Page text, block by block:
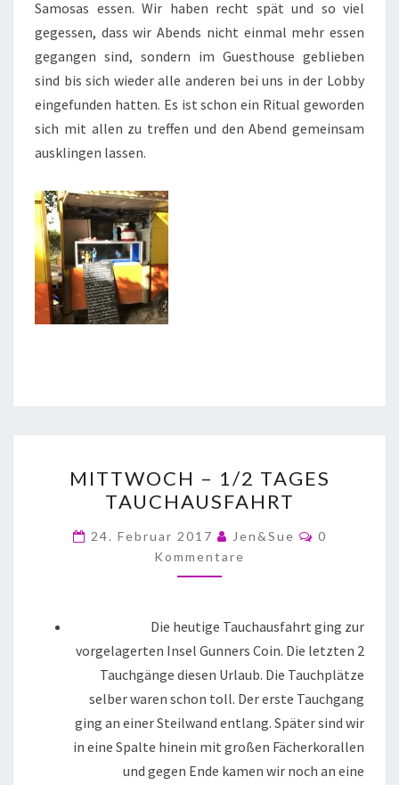
Samosas essen. Wir haben recht spät und so viel
gegessen, dass wir Abends nicht einmal mehr essen
gegangen sind, sondern im Guesthouse geblieben
sind bis sich wieder alle anderen bei uns in der Lobby
eingefunden hatten. Es ist schon ein Ritual geworden
sich mit allen zu treffen und den Abend gemeinsam
ausklingen lassen.
MITTWOCH – 1/2 TAGES
TAUCHAUSFAHRT
24. Februar 2017 Jen&Sue
0
Kommentare
Die heutige Tauchausfahrt ging zur
vorgelagerten Insel Gunners Coin. Die letzten 2
Tauchgänge diesen Urlaub. Die Tauchplätze
selber waren schon toll. Der erste Tauchgang
ging an einer Steilwand entlang. Später sind wir
in eine Spalte hinein mit großen Fächerkorallen
und gegen Ende kamen wir noch an eine